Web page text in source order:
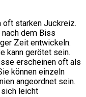
oft starken Juckreiz.
dem Biss
Zeit entwickeln.
kann gerötet sein.
erscheinen oft als
können einzeln
angeordnet sein.
leicht